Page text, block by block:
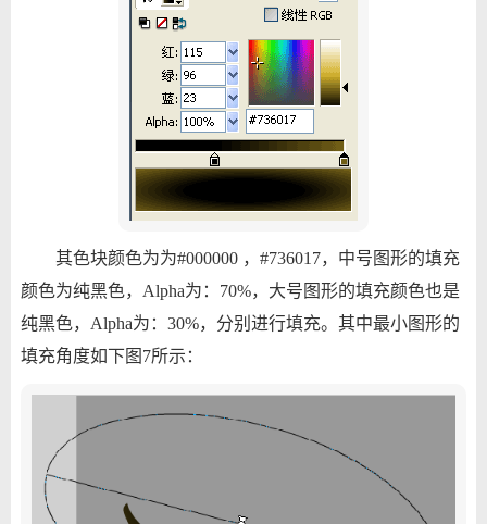
其色块颜色为为#000000 ，#736017，中号图形的填充
颜色为纯黑色，Alpha为：70%，大号图形的填充颜色也是
纯黑色，Alpha为：30%，分别进行填充。其中最小图形的
填充角度如下图7所示：